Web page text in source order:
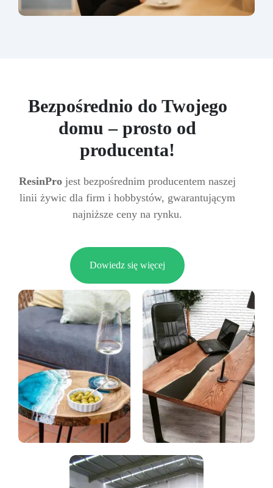
Bezpośrednio do Twojego
domu – prosto od
producenta!
ResinPro jest bezpośrednim producentem naszej
linii żywic dla firm i hobbystów, gwarantującym
najniższe ceny na rynku.
Dowiedz się więcej